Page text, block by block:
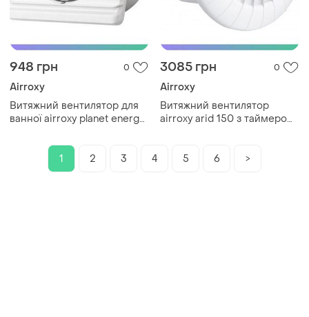
948 грн 0
Airroxy
Витяжний вентилятор для
ванної airroxy planet energy
економічний вентилятор
sku_01-054
3085 грн 0
Airroxy
Витяжний вентилятор
airroxy arid 150 з таймером
sku_01-048
1 2 3 4 5 6 >